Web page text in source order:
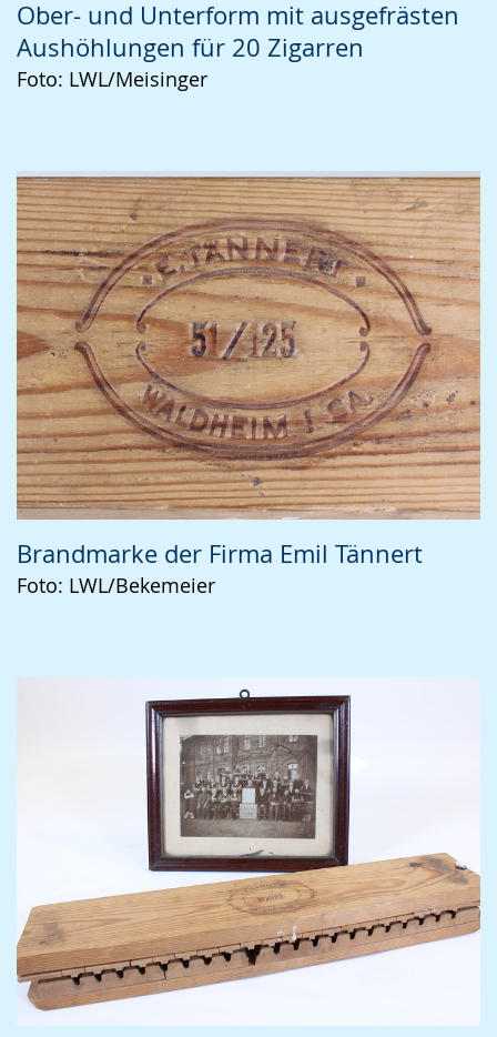
Ober- und Unterform mit ausgefrästen
Aushöhlungen für 20 Zigarren
Foto: LWL/Meisinger
Brandmarke der Firma Emil Tännert
Foto: LWL/Bekemeier